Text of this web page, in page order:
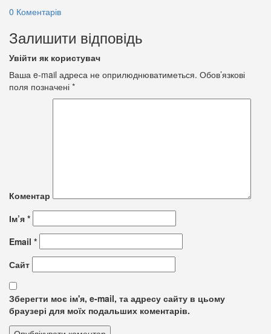
0 Коментарів
Залишити відповідь
Увійти як користувач
Ваша e-mail адреса не оприлюднюватиметься. Обов’язкові
поля позначені *
Коментар
Ім’я *
Email *
Сайт
Зберегти моє ім'я, e-mail, та адресу сайту в цьому
браузері для моїх подальших коментарів.